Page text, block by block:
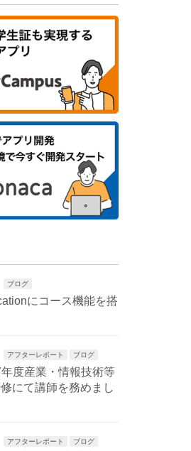
ブログ
にコース機能を搭
アフターレポート ブログ
度産業・情報技術等
にて講師を務めまし
アフターレポート ブログ